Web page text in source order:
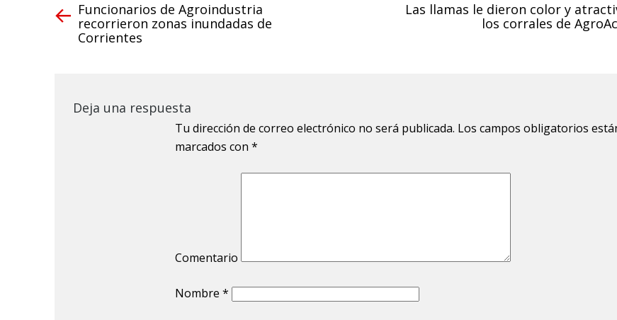
Funcionarios de Agroindustria
recorrieron zonas inundadas de
Corrientes
Las llamas le dieron color y
los corrales de
Deja una respuesta
Tu dirección de correo electrónico no será publicada. Los campos obligatorios
marcados con *
Comentario
Nombre *